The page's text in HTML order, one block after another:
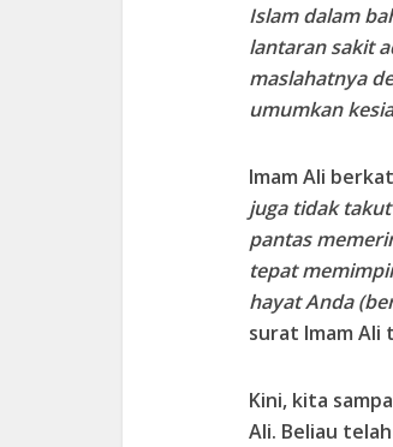
Islam dalam
lantaran sakit
maslahatnya
umumkan
Imam Ali
juga tidak
pantas
tepat
hayat Anda
surat Imam Ali
Kini, kita
Ali. Beliau